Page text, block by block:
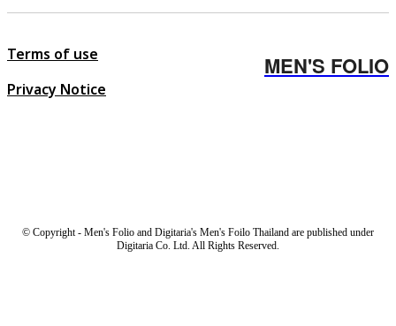
Terms of use
Privacy Notice
MEN'S FOLIO
© Copyright - Men's Folio and Digitaria's Men's Foilo Thailand are published under
Digitaria Co. Ltd. All Rights Reserved.